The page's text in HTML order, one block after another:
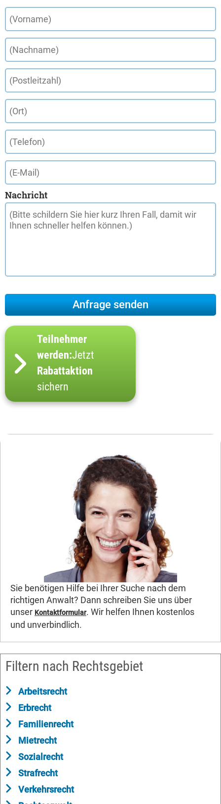
Nachricht
Teilnehmer
werden:Jetzt
Rabattaktion
sichern
Sie benötigen Hilfe bei Ihrer Suche nach dem
richtigen Anwalt? Dann schreiben Sie uns über
unser Kontaktformular. Wir helfen Ihnen kostenlos
und unverbindlich.
Filtern nach Rechtsgebiet
Arbeitsrecht
Erbrecht
Familienrecht
Mietrecht
Sozialrecht
Strafrecht
Verkehrsrecht